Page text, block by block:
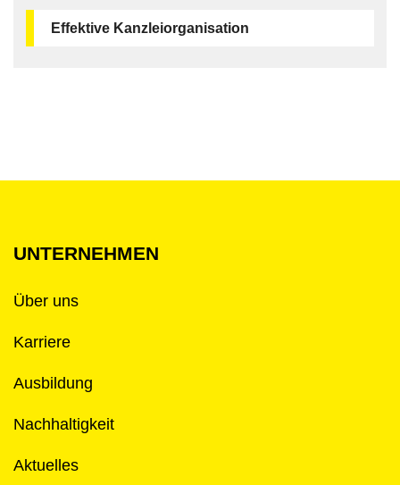
Effektive Kanzleiorganisation
UNTERNEHMEN
Über uns
Karriere
Ausbildung
Nachhaltigkeit
Aktuelles